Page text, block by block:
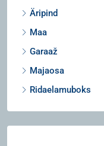
Äripind
Maa
Garaaž
Majaosa
Ridaelamuboks